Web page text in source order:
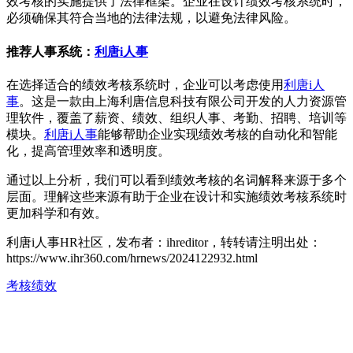
必须确保其符合当地的法律法规，以避免法律风险。
推荐人事系统： 利唐i人事
在选择适合的绩效考核系统时，企业可以考虑使用利唐i人
事。这是一款由上海利唐信息科技有限公司开发的人力资源管
理软件，覆盖了薪资、绩效、组织人事、考勤、招聘、培训等
模块。 利唐i人事能够帮助企业实现绩效考核的自动化和智能
化，提高管理效率和透明度。
通过以上分析，我们可以看到绩效考核的名词解释来源于多个
层面。理解这些来源有助于企业在设计和实施绩效考核系统时
更加科学和有效。
利唐i人事HR社区，发布者：ihreditor，转转请注明出处：
https://www.ihr360.com/hrnews/2024122932.html
考核绩效